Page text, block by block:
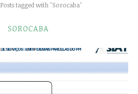
Posts tagged with "Sorocaba"
SOROCABA